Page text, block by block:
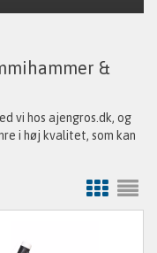
&
vi hos ajengros.dk, og
i høj kvalitet, som kan